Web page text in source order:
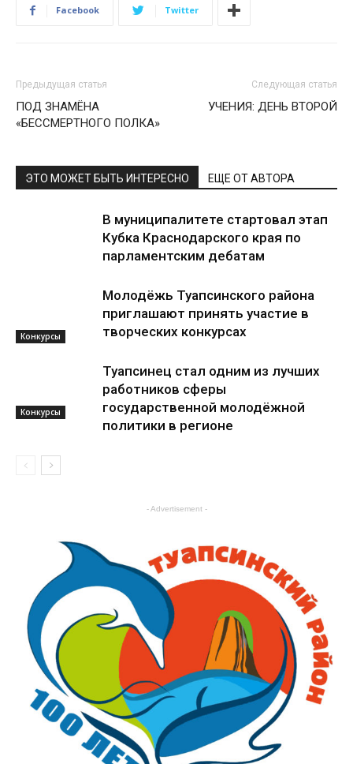
Facebook Twitter
Предыдущая статья
ПОД ЗНАМЁНА
«БЕССМЕРТНОГО ПОЛКА»
Следующая статья
УЧЕНИЯ: ДЕНЬ ВТОРОЙ
ЭТО МОЖЕТ БЫТЬ ИНТЕРЕСНО ЕЩЕ ОТ АВТОРА
Конкурсы
В муниципалитете стартовал этап
Кубка Краснодарского края по
парламентским дебатам
Конкурсы
Молодёжь Туапсинского района
приглашают принять участие в
творческих конкурсах
Туапсинец стал одним из лучших
работников сферы
государственной молодёжной
политики в регионе
- Advertisement -